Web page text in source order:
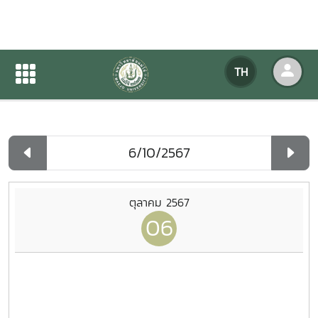
TH
ปฏิทินกิจกรรมของหน่วยงาน
ปฏิทินกิจกรรมของหน่วยงาน
ตุลาคม 2567
06